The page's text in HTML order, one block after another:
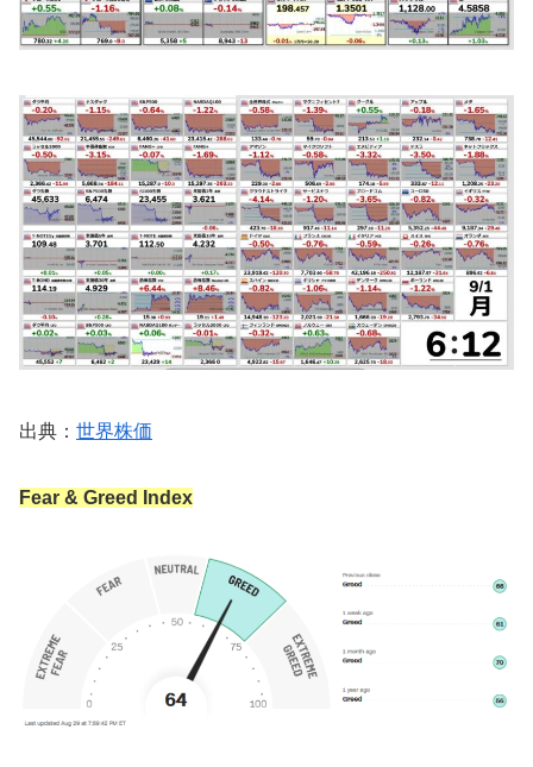
出典： 世界株価
Fear & Greed Index